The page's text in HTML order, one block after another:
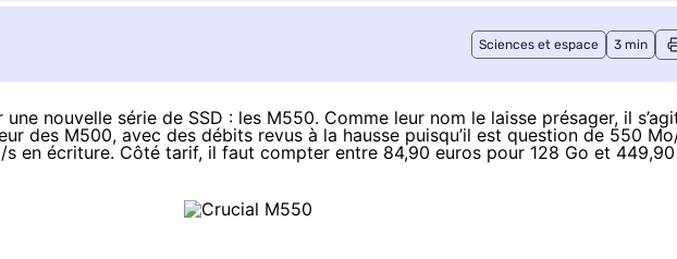
Sciences et espace 3 min
nouvelle série de SSD : les M550. Comme leur nom le laisse présager, il
des M500, avec des débits revus à la hausse puisqu’il est question de 550
en écriture. Côté tarif, il faut compter entre 84,90 euros pour 128 Go et 449,90